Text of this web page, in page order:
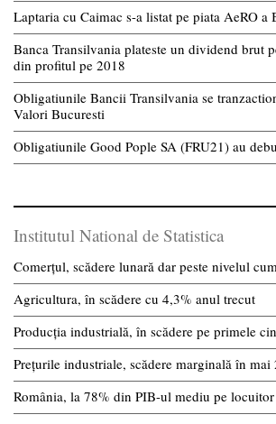
Laptaria cu Caimac s-a listat pe piata AeRO a
Banca Transilvania plateste un dividend brut
din profitul pe 2018
Obligatiunile Bancii Transilvania se
Valori Bucuresti
Obligatiunile Good Pople SA (FRU21) au
Institutul National de Statistica
Comerțul, scădere lunară dar peste nivelul
Agricultura, în scădere cu 4,3% anul trecut
Producția industrială, în scădere pe primele
Prețurile industriale, scădere marginală în mai
România, la 78% din PIB-ul mediu pe